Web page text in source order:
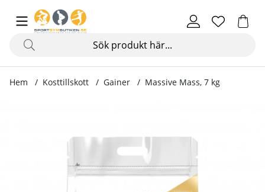
Hem Kosttillskott Gainer Massive Mass, 7 kg